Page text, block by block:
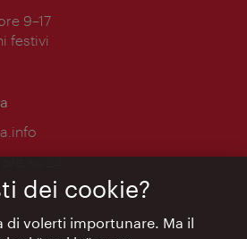
9–17
festivi
su 24
dei cookie?
di volerti importunare. Ma il